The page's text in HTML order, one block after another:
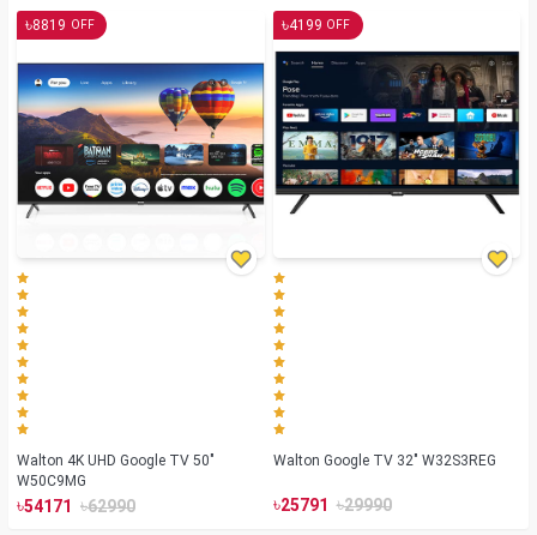
৳8819 OFF
Walton 4K UHD Google TV 50"
W50C9MG
৳54171 ৳62990
৳4199 OFF
Walton Google TV 32" W32S3REG
৳25791 ৳29990